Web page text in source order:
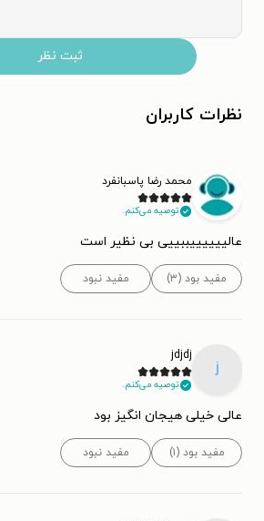
ثبت نظر
نظرات کاربران
محمد رضا پاسبانفرد
توصیه می‌کنم.
عالییییییببییی بی نظیر است
مفید بود (۳) مفید نبود
j
jdjdj
توصیه می‌کنم.
عالی خیلی هیجان انگیز بود
مفید بود (۱) مفید نبود